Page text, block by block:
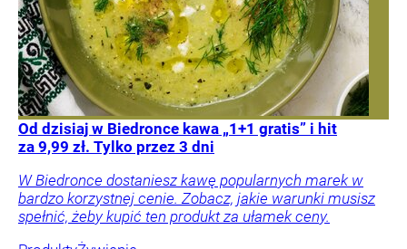
Od dzisiaj w Biedronce kawa „1+1 gratis” i hit
za 9,99 zł. Tylko przez 3 dni
W Biedronce dostaniesz kawę popularnych marek w
bardzo korzystnej cenie. Zobacz, jakie warunki musisz
spełnić, żeby kupić ten produkt za ułamek ceny.